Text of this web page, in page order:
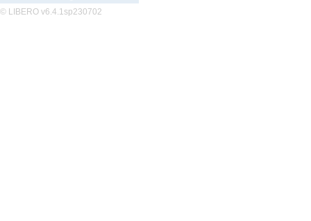
© LIBERO v6.4.1sp230702